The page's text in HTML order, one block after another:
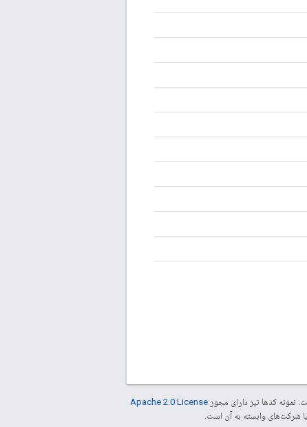
نمونه کدها نیز دارای مجوز Apache 2.0 License